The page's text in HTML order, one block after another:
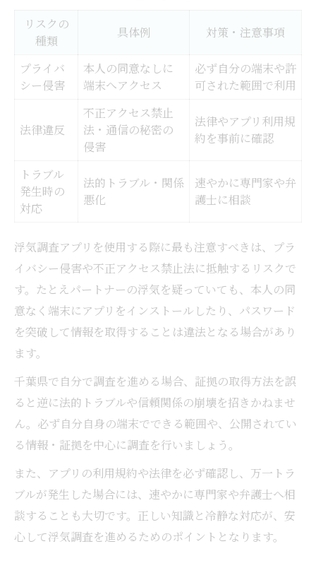
リスクの
種類
具体例 対策・注意事項
プライバ
シー侵害
本人の同意なしに
端末へアクセス
必ず自分の端末や許
可された範囲で利用
法律違反
不正アクセス禁止
法・通信の秘密の
侵害
法律やアプリ利用規
約を事前に確認
トラブル
発生時の
対応
法的トラブル・関係
悪化
速やかに専門家や弁
護士に相談
浮気調査アプリを使用する際に最も注意すべきは、プラ
イバシー侵害や不正アクセス禁止法に抵触するリスクで
す。たとえパートナーの浮気を疑っていても、本人の同
意なく端末にアプリをインストールしたり、パスワード
を突破して情報を取得することは違法となる場合があり
ます。
千葉県で自分で調査を進める場合、証拠の取得方法を誤
ると逆に法的トラブルや信頼関係の崩壊を招きかねませ
ん。必ず自分自身の端末でできる範囲や、公開されてい
る情報・証拠を中心に調査を行いましょう。
また、アプリの利用規約や法律を必ず確認し、万一トラ
ブルが発生した場合には、速やかに専門家や弁護士へ相
談することも大切です。正しい知識と冷静な対応が、安
心して浮気調査を進めるためのポイントとなります。